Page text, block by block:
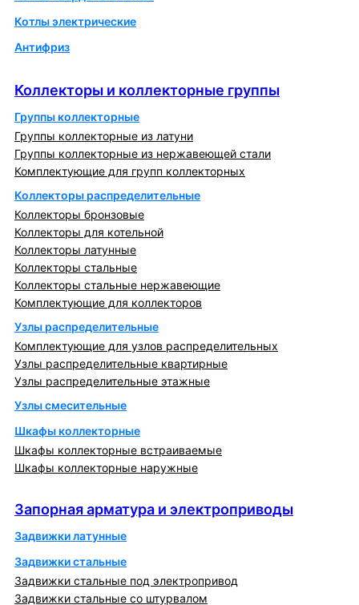
Котлы электрические
Антифриз
Коллекторы и коллекторные группы
Группы коллекторные
Группы коллекторные из латуни
Группы коллекторные из нержавеющей стали
Комплектующие для групп коллекторных
Коллекторы распределительные
Коллекторы бронзовые
Коллекторы для котельной
Коллекторы латунные
Коллекторы стальные
Коллекторы стальные нержавеющие
Комплектующие для коллекторов
Узлы распределительные
Комплектующие для узлов распределительных
Узлы распределительные квартирные
Узлы распределительные этажные
Узлы смесительные
Шкафы коллекторные
Шкафы коллекторные встраиваемые
Шкафы коллекторные наружные
Запорная арматура и электроприводы
Задвижки латунные
Задвижки стальные
Задвижки стальные под электропривод
Задвижки стальные со штурвалом